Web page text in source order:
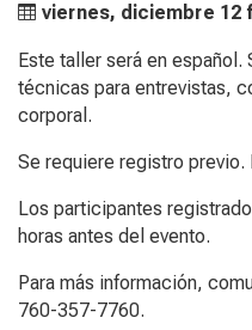
viernes, diciembre 12
Este taller será en español.
técnicas para entrevistas,
corporal.
Se requiere registro previo.
Los participantes
horas antes del evento.
Para más información,
760-357-7760.